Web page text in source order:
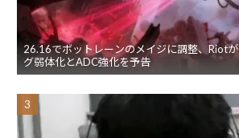
26.16でボットレーンのメイジに調整、Riot
グ弱体化とADC強化を予告